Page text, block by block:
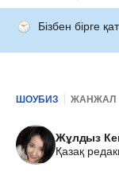
Бізбен бірге
ШОУБИЗ ЖАНЖАЛ
Жұлдыз
Қазақ